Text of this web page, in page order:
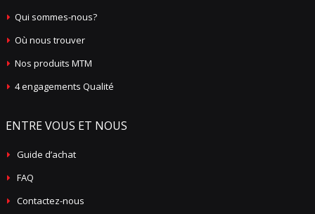
Qui sommes-nous?
Où nous trouver
Nos produits MTM
4 engagements Qualité
ENTRE VOUS ET NOUS
Guide d’achat
FAQ
Contactez-nous